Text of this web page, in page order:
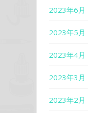
2023年6月
2023年5月
2023年4月
2023年3月
2023年2月